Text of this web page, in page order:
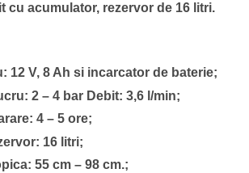
cu acumulator, rezervor de 16 litri.
12 V, 8 Ah si incarcator de baterie;
2 – 4 bar Debit: 3,6 l/min;
4 – 5 ore;
16 litri;
55 cm – 98 cm.;